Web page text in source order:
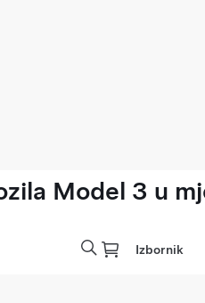
Model 3 u
Izbornik